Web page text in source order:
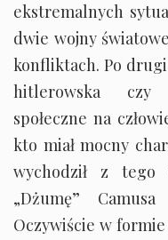
ekstremalnych
dwie wojny
konfliktach. Po
hitlerowska czy
społeczne na
kto miał mocny
wychodził z tego
„Dżumę”
Oczywiście w